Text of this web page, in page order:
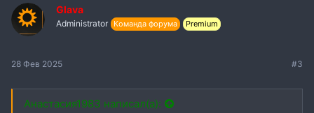
Glava
Administrator Команда форума Premium
28 Фев 2025 #3
Анастасия1983 написал(а):